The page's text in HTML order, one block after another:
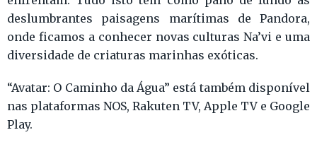
deslumbrantes paisagens marítimas de Pandora,
onde ficamos a conhecer novas culturas Na’vi e uma
diversidade de criaturas marinhas exóticas.
“Avatar: O Caminho da Água” está também disponível
nas plataformas NOS, Rakuten TV, Apple TV e Google
Play.